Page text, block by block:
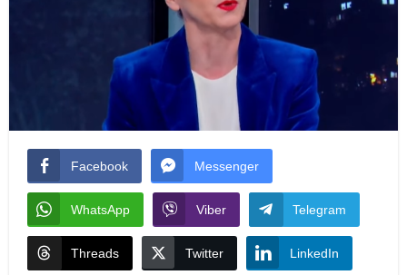
Facebook Messenger
WhatsApp Viber Telegram
Threads Twitter LinkedIn